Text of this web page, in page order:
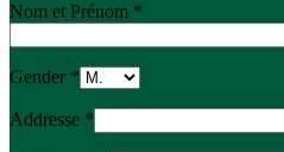
Nom et Prénom *
Gender *
Addresse *